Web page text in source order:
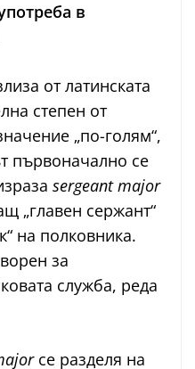
в
от латинската
степен от
„по-голям“,
първоначално се
sergeant major
„главен сержант“
на полковника.
за
служба, реда
се разделя на